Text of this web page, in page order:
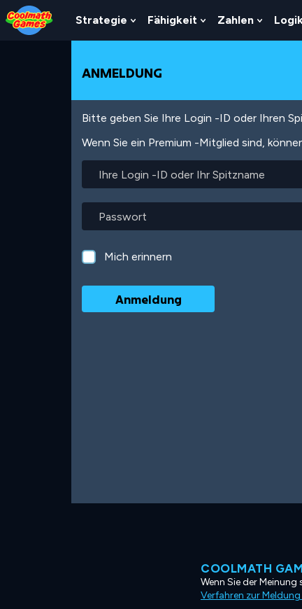
Skip
to
Top
Skip
to
Navigation
Skip
to
Main
Skip
to
Footer
Direkt
zum
Inhalt
Strategie
Show
Submenu
Strategie
Fähigkeit
Show
Submenu
Zahlen
Show
ANMELDUNG
Bitte geben Sie Ihre Login -ID oder Ihren
Wenn Sie ein Premium -Mitglied sind,
Login
ID
oder
Ihr
Spitzname
Mich erinnern
COOLMATH
Wenn Sie der
Verfahren zur